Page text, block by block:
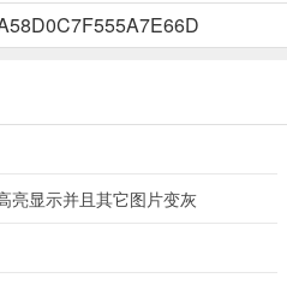
奖励。
亮显示并且其它图片变灰